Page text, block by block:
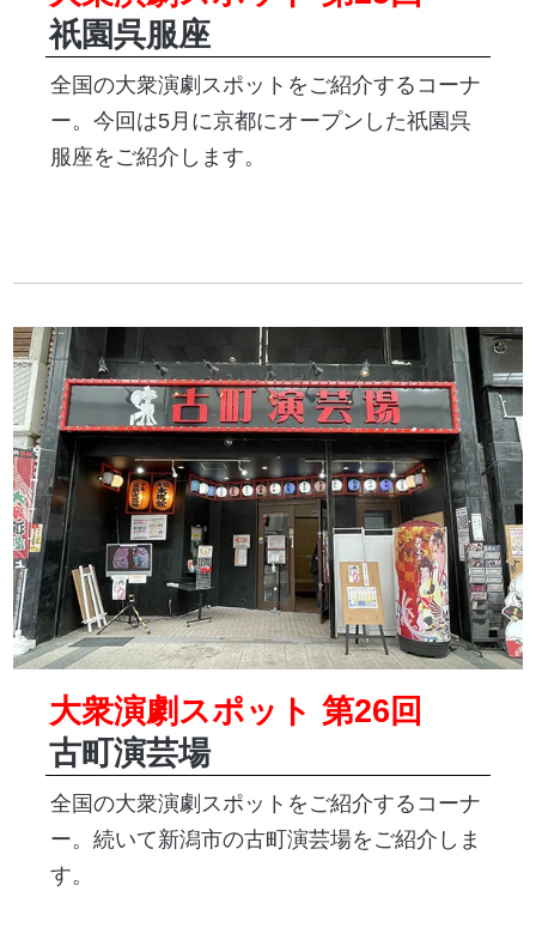
祇園呉服座
全国の大衆演劇スポットをご紹介するコーナ
ー。今回は5月に京都にオープンした祇園呉
服座をご紹介します。
大衆演劇スポット 第26回
古町演芸場
全国の大衆演劇スポットをご紹介するコーナ
ー。続いて新潟市の古町演芸場をご紹介しま
す。